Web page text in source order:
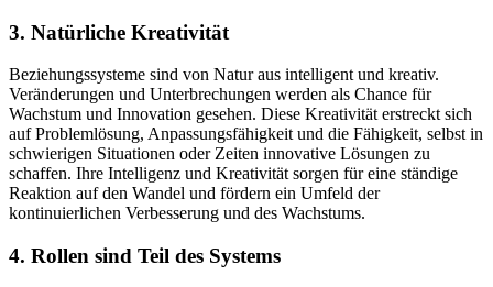
3. Natürliche Kreativität
Beziehungssysteme sind von Natur aus intelligent und kreativ.
Veränderungen und Unterbrechungen werden als Chance für
Wachstum und Innovation gesehen. Diese Kreativität erstreckt sich
auf Problemlösung, Anpassungsfähigkeit und die Fähigkeit, selbst in
schwierigen Situationen oder Zeiten innovative Lösungen zu
schaffen. Ihre Intelligenz und Kreativität sorgen für eine ständige
Reaktion auf den Wandel und fördern ein Umfeld der
kontinuierlichen Verbesserung und des Wachstums.
4. Rollen sind Teil des Systems